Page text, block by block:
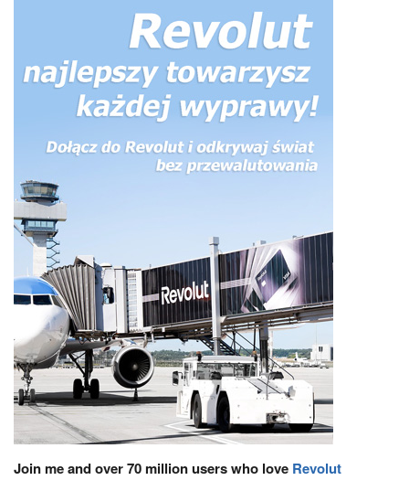
Join me and over 70 million users who love Revolut